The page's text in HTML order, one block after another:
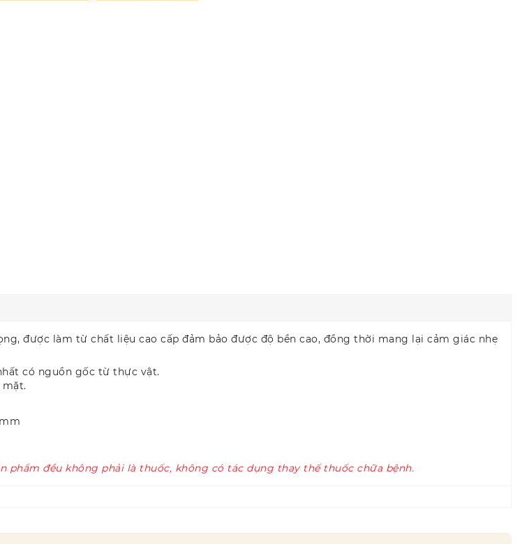
được làm từ chất liệu cao cấp đảm bảo được độ bền cao, đồng thời mang lại cảm giác nhẹ
có nguồn gốc từ thực vật.
phẩm đều không phải là thuốc, không có tác dụng thay thế thuốc chữa bệnh.